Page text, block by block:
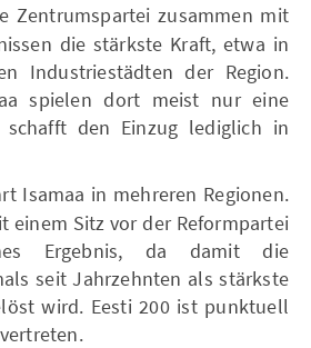
Zentrumspartei zusammen mit
die stärkste Kraft, etwa in
Industriestädten der Region.
spielen dort meist nur eine
schafft den Einzug lediglich in
Isamaa in mehreren Regionen.
einem Sitz vor der Reformpartei
Ergebnis, da damit die
seit Jahrzehnten als stärkste
wird. Eesti 200 ist punktuell